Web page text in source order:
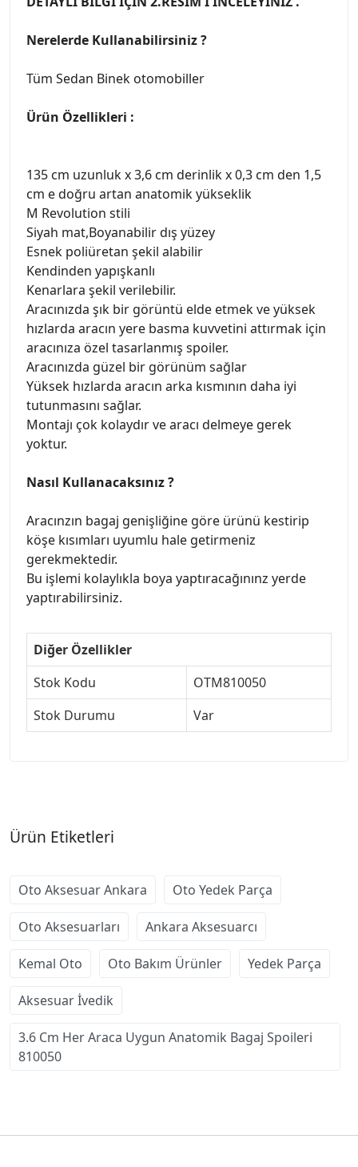
Nerelerde Kullanabilirsiniz ?
Tüm Sedan Binek otomobiller
Ürün Özellikleri :
135 cm uzunluk x 3,6 cm derinlik x 0,3 cm den 1,5
cm e doğru artan anatomik yükseklik
M Revolution stili
Siyah mat,Boyanabilir dış yüzey
Esnek poliüretan şekil alabilir
Kendinden yapışkanlı
Kenarlara şekil verilebilir.
Aracınızda şık bir görüntü elde etmek ve yüksek
hızlarda aracın yere basma kuvvetini attırmak için
aracınıza özel tasarlanmış spoiler.
Aracınızda güzel bir görünüm sağlar
Yüksek hızlarda aracın arka kısmının daha iyi
tutunmasını sağlar.
Montajı çok kolaydır ve aracı delmeye gerek
yoktur.
Nasıl Kullanacaksınız ?
Aracınzın bagaj genişliğine göre ürünü kestirip
köşe kısımları uyumlu hale getirmeniz
gerekmektedir.
Bu işlemi kolaylıkla boya yaptıracağınınz yerde
yaptırabilirsiniz.
Diğer Özellikler
Stok Kodu
OTM810050
Stok Durumu
Var
Ürün Etiketleri
Oto Aksesuar Ankara Oto Yedek Parça
Oto Aksesuarları Ankara Aksesuarcı
Kemal Oto Oto Bakım Ürünler Yedek Parça
Aksesuar İvedik
3.6 Cm Her Araca Uygun Anatomik Bagaj Spoileri
810050